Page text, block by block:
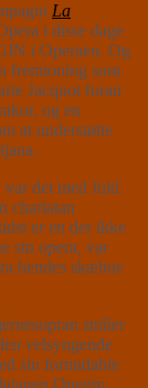
La
i disse dage
i Operaen. Og
fremtoning som
Jacquot foran
og en
at understøtte
det med fuld
charlatan
er en der ikke
sin opera, var
hendes skæbne
stråler
velsyngende
sin formidable